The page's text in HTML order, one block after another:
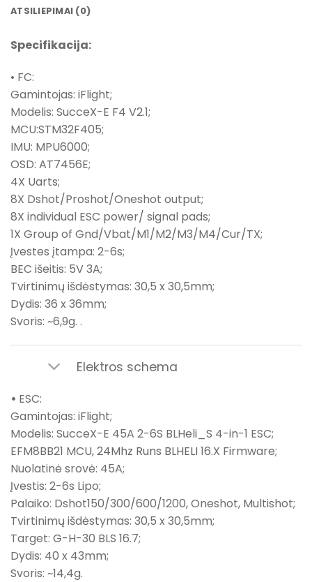
ATSILIEPIMAI (0)
Specifikacija:
• FC:
Gamintojas: iFlight;
Modelis: SucceX-E F4 V2.1;
MCU:STM32F405;
IMU: MPU6000;
OSD: AT7456E;
4X Uarts;
8X Dshot/Proshot/Oneshot output;
8X individual ESC power/ signal pads;
1X Group of Gnd/Vbat/M1/M2/M3/M4/Cur/TX;
Įvestes įtampa: 2-6s;
BEC išeitis: 5V 3A;
Tvirtinimų išdėstymas: 30,5 x 30,5mm;
Dydis: 36 x 36mm;
Svoris: ~6,9g. .
Elektros schema
• ESC:
Gamintojas: iFlight;
Modelis: SucceX-E 45A 2-6S BLHeli_S 4-in-1 ESC;
EFM8BB21 MCU, 24Mhz Runs BLHELI16.X Firmware;
Nuolatinė srovė: 45A;
Įvestis: 2-6s Lipo;
Palaiko: Dshot150/300/600/1200, Oneshot, Multishot;
Tvirtinimų išdėstymas: 30,5 x 30,5mm;
Target: G-H-30 BLS 16.7;
Dydis: 40 x 43mm;
Svoris: ~14,4g.